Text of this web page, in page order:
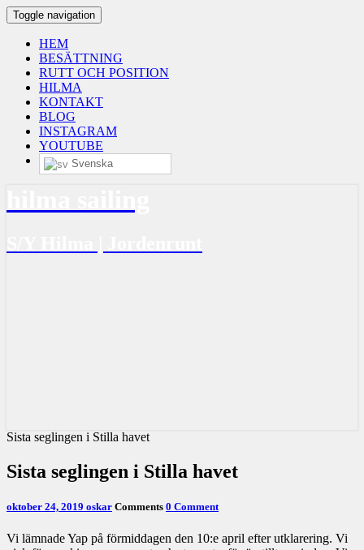
Toggle navigation
HEM
BESÄTTNING
RUTT OCH POSITION
HILMA
KONTAKT
BLOG
INSTAGRAM
YOUTUBE
Svenska
Sista seglingen i Stilla havet
Sista seglingen i Stilla havet
oktober 24, 2019 oskar Comments 0 Comment
Vi lämnade Yap på förmiddagen den 10:e april efter utklarering. Vi